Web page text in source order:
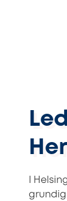
I
grundig